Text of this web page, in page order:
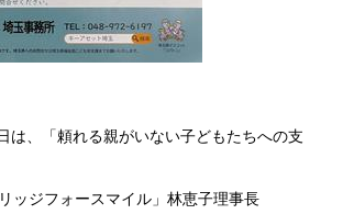
は、「頼れる親がいない子どもたちへの支
ッジフォースマイル」林恵子理事長